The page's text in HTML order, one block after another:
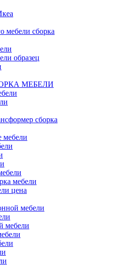
мебели сборка
образец
МЕБЕЛИ
сборка
мебели
мебели
цена
мебели
мебели